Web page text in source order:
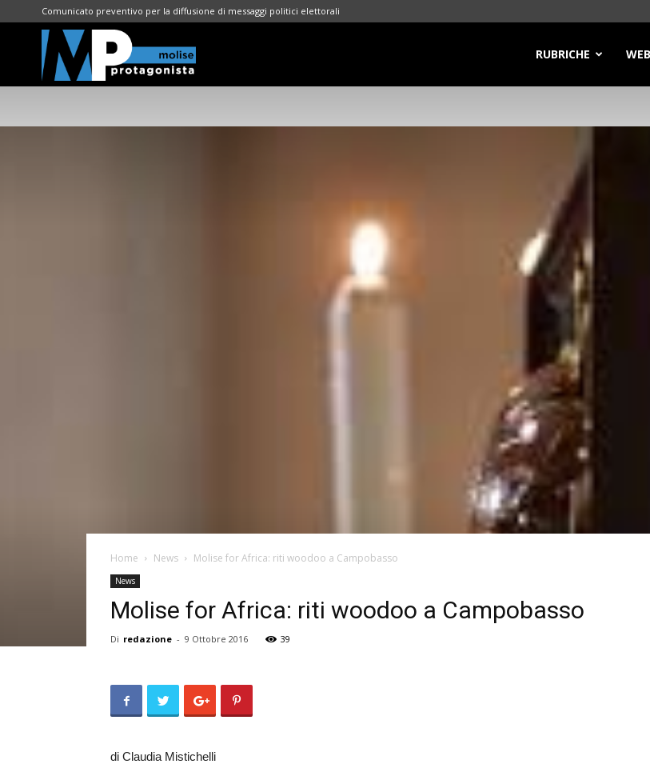
Comunicato preventivo per la diffusione di messaggi politici elettorali
RUBRICHE
Home News Molise for Africa: riti woodoo a Campobasso
News
Molise for Africa: riti woodoo a Campobasso
Di redazione - 9 Ottobre 2016 39
di Claudia Mistichelli